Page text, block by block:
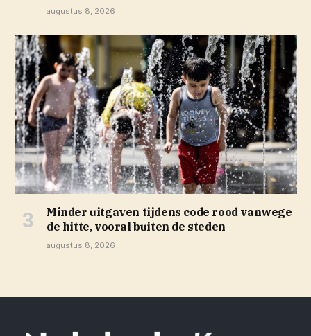
augustus 8, 2026
Minder uitgaven tijdens code rood vanwege
de hitte, vooral buiten de steden
augustus 8, 2026